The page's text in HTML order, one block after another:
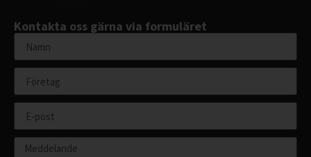
Kontakta oss gärna via formuläret